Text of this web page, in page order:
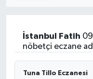
İstanbul Fatih
nöbetçi eczane
Tuna Tillo Eczanesi